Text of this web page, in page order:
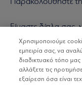
Τιμολογιακή Πολιτική
Δείτε τις πολιτικές μας
Βασικές Γνώσεις
Τα νέα μας
Χρήσιμοι σύνδεσμοι
Είμαστε δίπλα σας
H Eurobank Asset
Επενδυτική
Πιστοποιημένα
ΟΙ ΟΣΕΚΑ ΔΕΝ
ΠΡΟΗΓΟΥΜΕΝΕΣ
Χρησιμοποιούμε
εμπειρία σας, να
διαδικτυακό τόπο μας
αλλάξετε τις
εξαίρεση όσα είναι